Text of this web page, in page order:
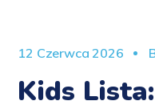
12 Czerwca 2026
Kids